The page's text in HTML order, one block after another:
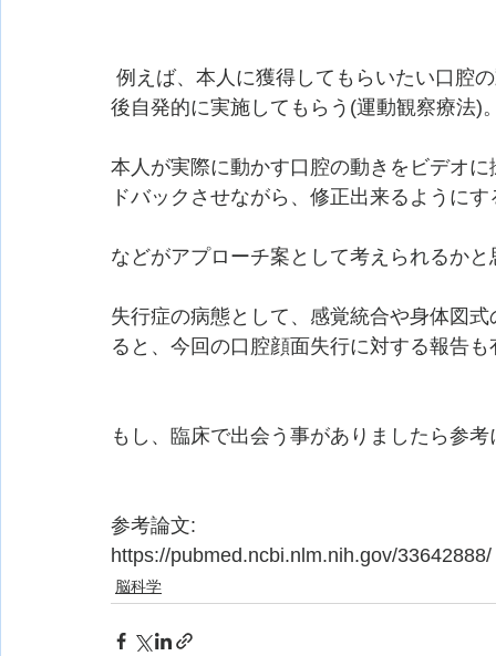
後自発的に実施してもらう(運動観察療法)
本人が実際に動かす口腔の動きをビデオ
ドバックさせながら、修正出来るように
などがアプローチ案として考えられるか
失行症の病態として、感覚統合や身体図
ると、今回の口腔顔面失行に対する報告
もし、臨床で出会う事がありましたら参
参考論文:
https://pubmed.ncbi.nlm.nih.gov/33642888/
脳科学